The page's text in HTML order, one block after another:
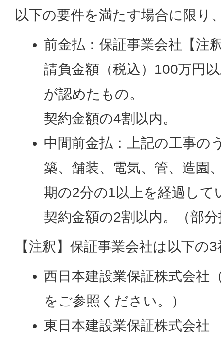
以下の要件を満たす場合に限り
前金払：保証事業会社【注
請負金額（税込）100万円
が認めたもの。
契約金額の4割以内。
中間前金払：上記の工事の
築、舗装、電気、管、造園
期の2分の1以上を経過して
契約金額の2割以内。（部
【注釈】保証事業会社は以下の3
西日本建設業保証株式会社
をご参照ください。）
東日本建設業保証株式会社